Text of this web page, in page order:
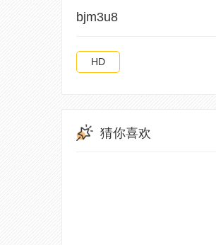
bjm3u8
HD
猜你喜欢